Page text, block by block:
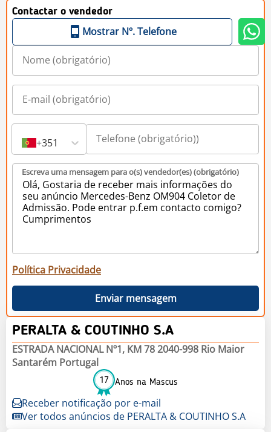
Contactar o vendedor
Mostrar Nº. Telefone
+351
Escreva uma mensagem para o(s) vendedor(es) (obrigatório)
Política Privacidade
Enviar mensagem
PERALTA & COUTINHO S.A
ESTRADA NACIONAL Nº1, KM 78 2040-998 Rio Maior
Santarém Portugal
17 Anos na Mascus
Receber notificação por e-mail
Ver todos anúncios de PERALTA & COUTINHO S.A